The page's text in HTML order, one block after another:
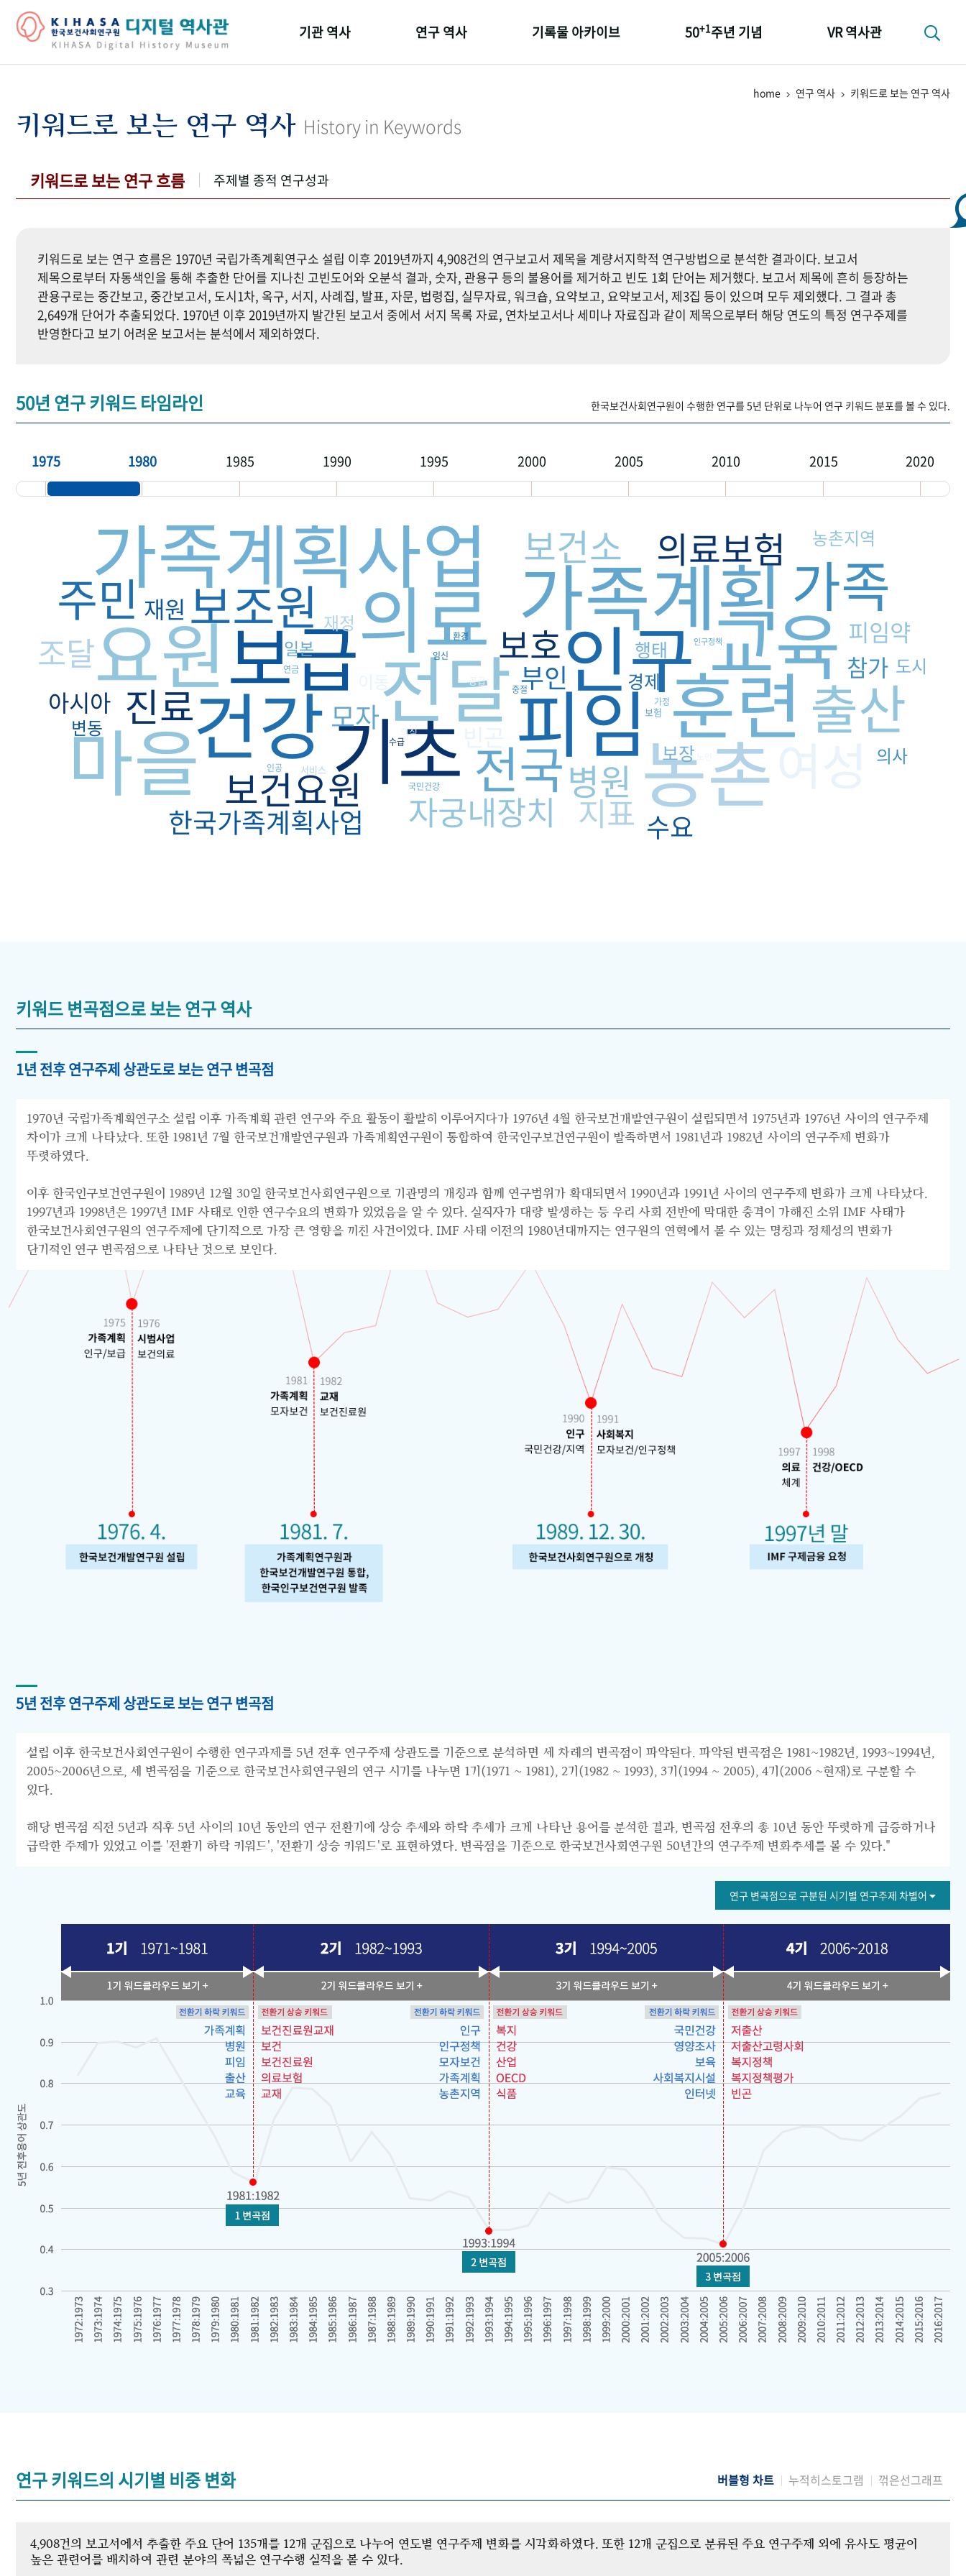
기관 역사
연구원 사람들
연구 역사
키워드로 보는 연구 역사
기록물 아카이브 50+1주년 기념 VR 역사관
home 연구 역사 키워드로 보는 연구 역사
키워드로 보는 연구 역사 History in Keywords
키워드로 보는 연구 흐름 주제별 종적 연구성과
키워드로 보는 연구 흐름은 1970년 국립가족계획연구소 설립 이후 2019년까지 4,908건의 연구보고서 제목을 계량서지학적 연구방법으로 분석한 결과이다. 보고서
제목으로부터 자동색인을 통해 추출한 단어를 지나친 고빈도어와 오분석 결과, 숫자, 관용구 등의 불용어를 제거하고 빈도 1회 단어는 제거했다. 보고서 제목에 흔히 등장하는
관용구로는 중간보고, 중간보고서, 도시1차, 옥구, 서지, 사례집, 발표, 자문, 법령집, 실무자료, 워크숍, 요약보고, 요약보고서, 제3집 등이 있으며 모두 제외했다. 그 결과 총
2,649개 단어가 추출되었다. 1970년 이후 2019년까지 발간된 보고서 중에서 서지 목록 자료, 연차보고서나 세미나 자료집과 같이 제목으로부터 해당 연도의 특정 연구주제를
반영한다고 보기 어려운 보고서는 분석에서 제외하였다.
50년 연구 키워드 타임라인 한국보건사회연구원이 수행한 연구를 5년 단위로 나누어 연구 키워드 분포를 볼 수 있다.
1975 1980 1985 1990 1995 2000 2005 2010 2015 2020
인구
의료
기초
전달
가족계획
가족계획사업
피임
보급
건강
교육
요원 훈련
마을 농촌
가족
출산
전국
보조원
주민
진료
보건요원
보건소
병원
의료보험
보호
자궁내장치 지표
조달
한국가족계획사업
모자
수요
부인
아시아
참가
피임약
재원
보장
경제
행태
변동
이동
재정
도시
농촌지역
의사
일본
서비스
공급
보험
의식
가정
연금
국민건강
수급
환경
임신
인공
중절
인구정책
키워드 변곡점으로 보는 연구 역사
1년 전후 연구주제 상관도로 보는 연구 변곡점
1970년 국립가족계획연구소 설립 이후 가족계획 관련 연구와 주요 활동이 활발히 이루어지다가 1976년 4월 한국보건개발연구원이 설립되면서 1975년과 1976년 사이의 연구주제
차이가 크게 나타났다. 또한 1981년 7월 한국보건개발연구원과 가족계획연구원이 통합하여 한국인구보건연구원이 발족하면서 1981년과 1982년 사이의 연구주제 변화가
뚜렷하였다.
이후 한국인구보건연구원이 1989년 12월 30일 한국보건사회연구원으로 기관명의 개칭과 함께 연구범위가 확대되면서 1990년과 1991년 사이의 연구주제 변화가 크게 나타났다.
1997년과 1998년은 1997년 IMF 사태로 인한 연구수요의 변화가 있었음을 알 수 있다. 실직자가 대량 발생하는 등 우리 사회 전반에 막대한 충격이 가해진 소위 IMF 사태가
한국보건사회연구원의 연구주제에 단기적으로 가장 큰 영향을 끼친 사건이었다. IMF 사태 이전의 1980년대까지는 연구원의 연혁에서 볼 수 있는 명칭과 정체성의 변화가
단기적인 연구 변곡점으로 나타난 것으로 보인다.
5년 전후 연구주제 상관도로 보는 연구 변곡점
설립 이후 한국보건사회연구원이 수행한 연구과제를 5년 전후 연구주제 상관도를 기준으로 분석하면 세 차례의 변곡점이 파악된다. 파악된 변곡점은 1981~1982년, 1993~1994년,
2005~2006년으로, 세 변곡점을 기준으로 한국보건사회연구원의 연구 시기를 나누면 1기(1971 ~ 1981), 2기(1982 ~ 1993), 3기(1994 ~ 2005), 4기(2006 ~현재)로 구분할 수
있다.
해당 변곡점 직전 5년과 직후 5년 사이의 10년 동안의 연구 전환기에 상승 추세와 하락 추세가 크게 나타난 용어를 분석한 결과, 변곡점 전후의 총 10년 동안 뚜렷하게 급증하거나
급락한 주제가 있었고 이를 '전환기 하락 키워드', '전환기 상승 키워드'로 표현하였다. 변곡점을 기준으로 한국보건사회연구원 50년간의 연구주제 변화추세를 볼 수 있다."
연구 변곡점으로 구분된 시기별 연구주제 차별어
연구 키워드의 시기별 비중 변화 버블형 차트 누적히스토그램 꺾은선그래프
4,908건의 보고서에서 추출한 주요 단어 135개를 12개 군집으로 나누어 연도별 연구주제 변화를 시각화하였다. 또한 12개 군집으로 분류된 주요 연구주제 외에 유사도 평균이
높은 관련어를 배치하여 관련 분야의 폭넓은 연구수행 실적을 볼 수 있다.